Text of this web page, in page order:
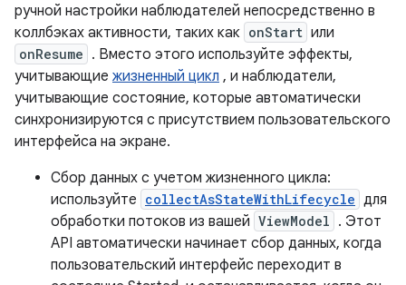
ручной настройки наблюдателей непосредственно в
коллбэках активности, таких как onStart или
onResume . Вместо этого используйте эффекты,
учитывающие жизненный цикл , и наблюдатели,
учитывающие состояние, которые автоматически
синхронизируются с присутствием пользовательского
интерфейса на экране.
Сбор данных с учетом жизненного цикла:
используйте collectAsStateWithLifecycle для
обработки потоков из вашей ViewModel . Этот
API автоматически начинает сбор данных, когда
пользовательский интерфейс переходит в